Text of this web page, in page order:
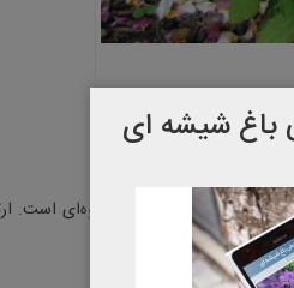
ارغوانی متمایل به قهوه‌ای است.
باغ شیشه ای